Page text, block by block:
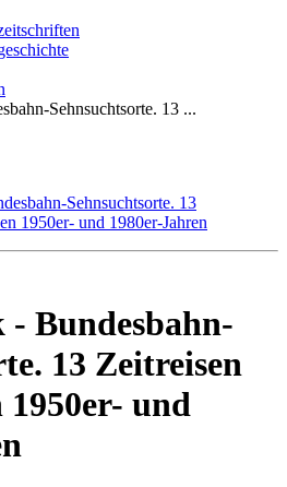
Sehnsuchtsorte. 13 ...
Bundesbahn-
13 Zeitreisen
1950er- und